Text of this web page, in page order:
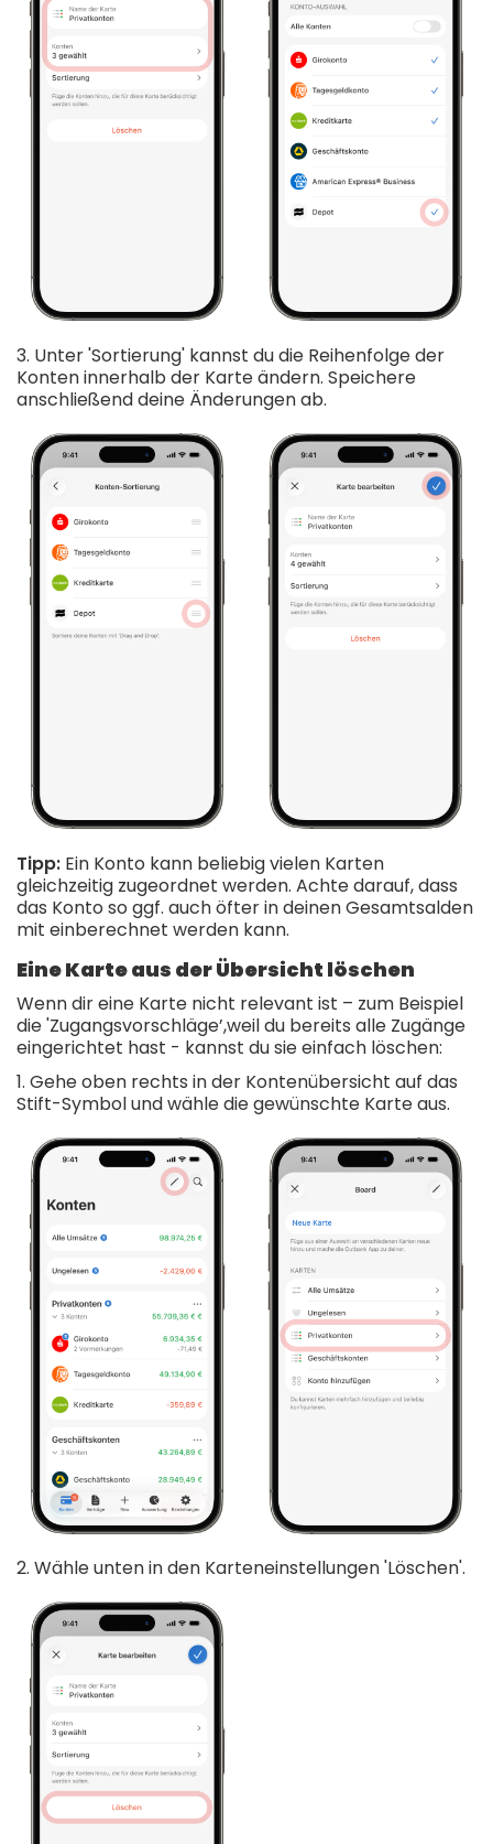
3. Unter 'Sortierung' kannst du die Reihenfolge der
Konten innerhalb der Karte ändern. Speichere
anschließend deine Änderungen ab.
Tipp: Ein Konto kann beliebig vielen Karten
gleichzeitig zugeordnet werden. Achte darauf, dass
das Konto so ggf. auch öfter in deinen Gesamtsalden
mit einberechnet werden kann.
Eine Karte aus der Übersicht löschen
Wenn dir eine Karte nicht relevant ist – zum Beispiel
die 'Zugangsvorschläge’,weil du bereits alle Zugänge
eingerichtet hast - kannst du sie einfach löschen:
1. Gehe oben rechts in der Kontenübersicht auf das
Stift-Symbol und wähle die gewünschte Karte aus.
2. Wähle unten in den Karteneinstellungen 'Löschen'.